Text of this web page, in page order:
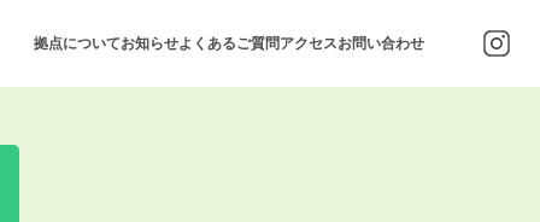
拠点についてお知らせよくあるご質問アクセスお問い合わせ